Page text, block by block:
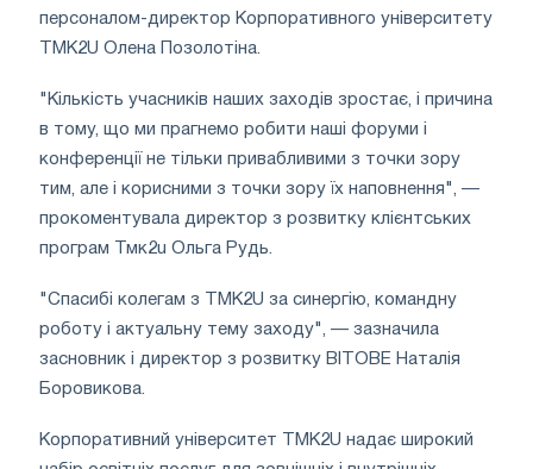
персоналом-директор Корпоративного університету
ТМК2U Олена Позолотіна.
"Кількість учасників наших заходів зростає, і причина
в тому, що ми прагнемо робити наші форуми і
конференції не тільки привабливими з точки зору
тим, але і корисними з точки зору їх наповнення", —
прокоментувала директор з розвитку клієнтських
програм Тмк2u Ольга Рудь.
"Спасибі колегам з ТМК2U за синергію, командну
роботу і актуальну тему заходу", — зазначила
засновник і директор з розвитку BITOBE Наталія
Боровикова.
Корпоративний університет TMK2U надає широкий